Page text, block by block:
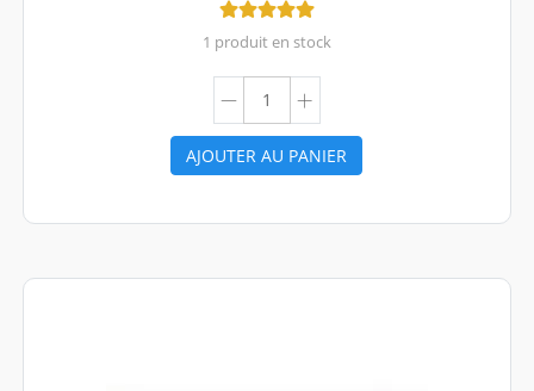
1 produit en stock
AJOUTER AU PANIER